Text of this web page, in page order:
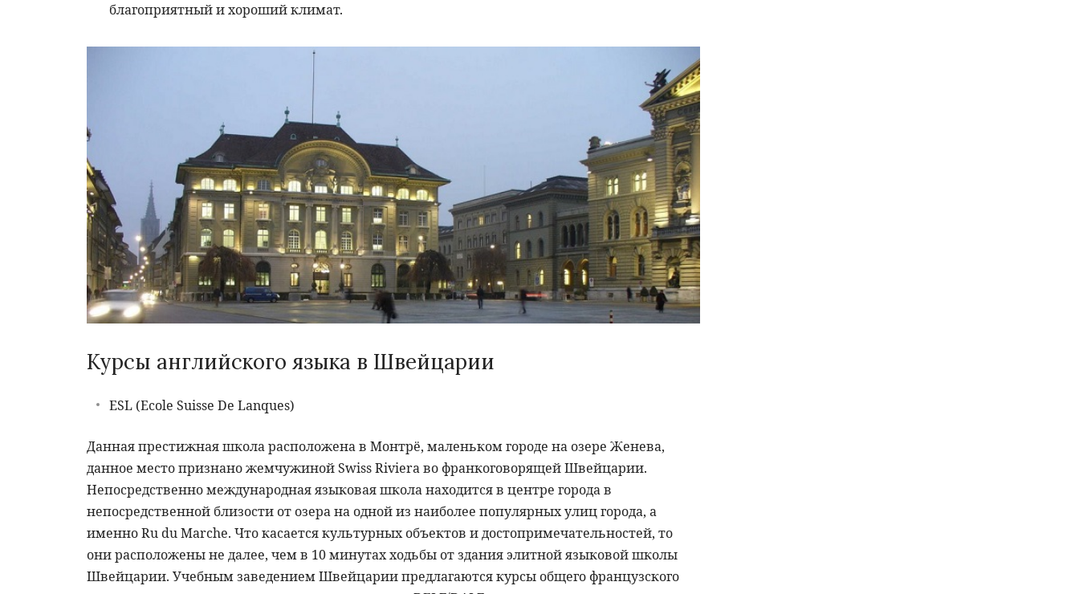
благоприятный и хороший климат.
Курсы английского языка в Швейцарии
ESL (Ecole Suisse De Lanques)
Данная престижная школа расположена в Монтрё, маленьком городе на озере Женева,
данное место признано жемчужиной Swiss Riviera во франкоговорящей Швейцарии.
Непосредственно международная языковая школа находится в центре города в
непосредственной близости от озера на одной из наиболее популярных улиц города, а
именно Ru du Marche. Что касается культурных объектов и достопримечательностей, то
они расположены не далее, чем в 10 минутах ходьбы от здания элитной языковой школы
Швейцарии. Учебным заведением Швейцарии предлагаются курсы общего французского